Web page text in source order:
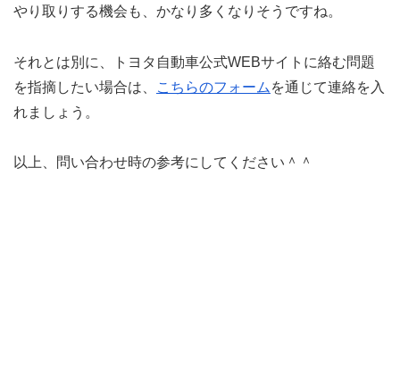
やり取りする機会も、かなり多くなりそうですね。
それとは別に、トヨタ自動車公式WEBサイトに絡む問題
を指摘したい場合は、
こちらのフォーム を通じて連絡を入
れましょう。
以上、問い合わせ時の参考にしてください＾＾